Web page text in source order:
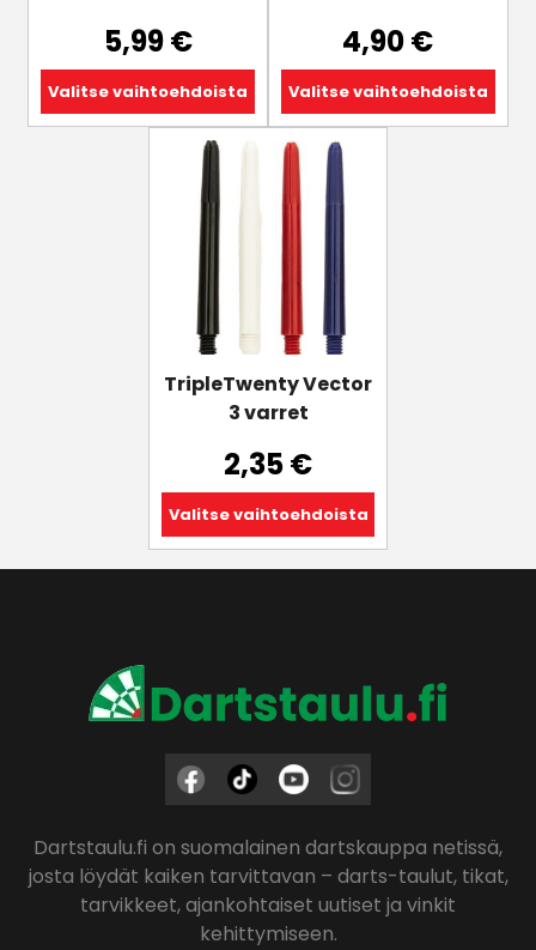
5,99€
Valitse vaihtoehdoista
4,90€
Valitse vaihtoehdoista
TripleTwenty Vector
3 varret
2,35€
Valitse vaihtoehdoista
Tällä
tuotteella
useampi
muunnelma.
tehdä
valinnat
tuotteen
Dartstaulu.fi on suomalainen dartskauppa netissä,
josta löydät kaiken tarvittavan – darts-taulut, tikat,
tarvikkeet, ajankohtaiset uutiset ja vinkit
kehittymiseen.